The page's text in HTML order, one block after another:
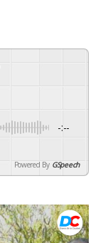
-:--
Powered By GSpeech